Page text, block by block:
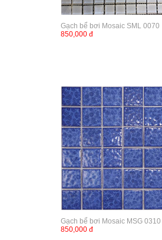
Gạch bể bơi Mosaic SML 0070
850,000 đ
Gạch bể bơi Mosaic MSG 0310
850,000 đ